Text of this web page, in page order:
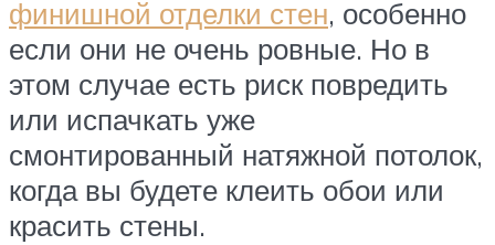
финишной отделки стен, особенно
если они не очень ровные. Но в
этом случае есть риск повредить
или испачкать уже
смонтированный натяжной потолок,
когда вы будете клеить обои или
красить стены.